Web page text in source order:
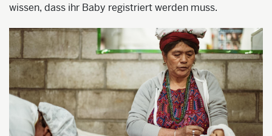
wissen, dass ihr Baby registriert werden muss.